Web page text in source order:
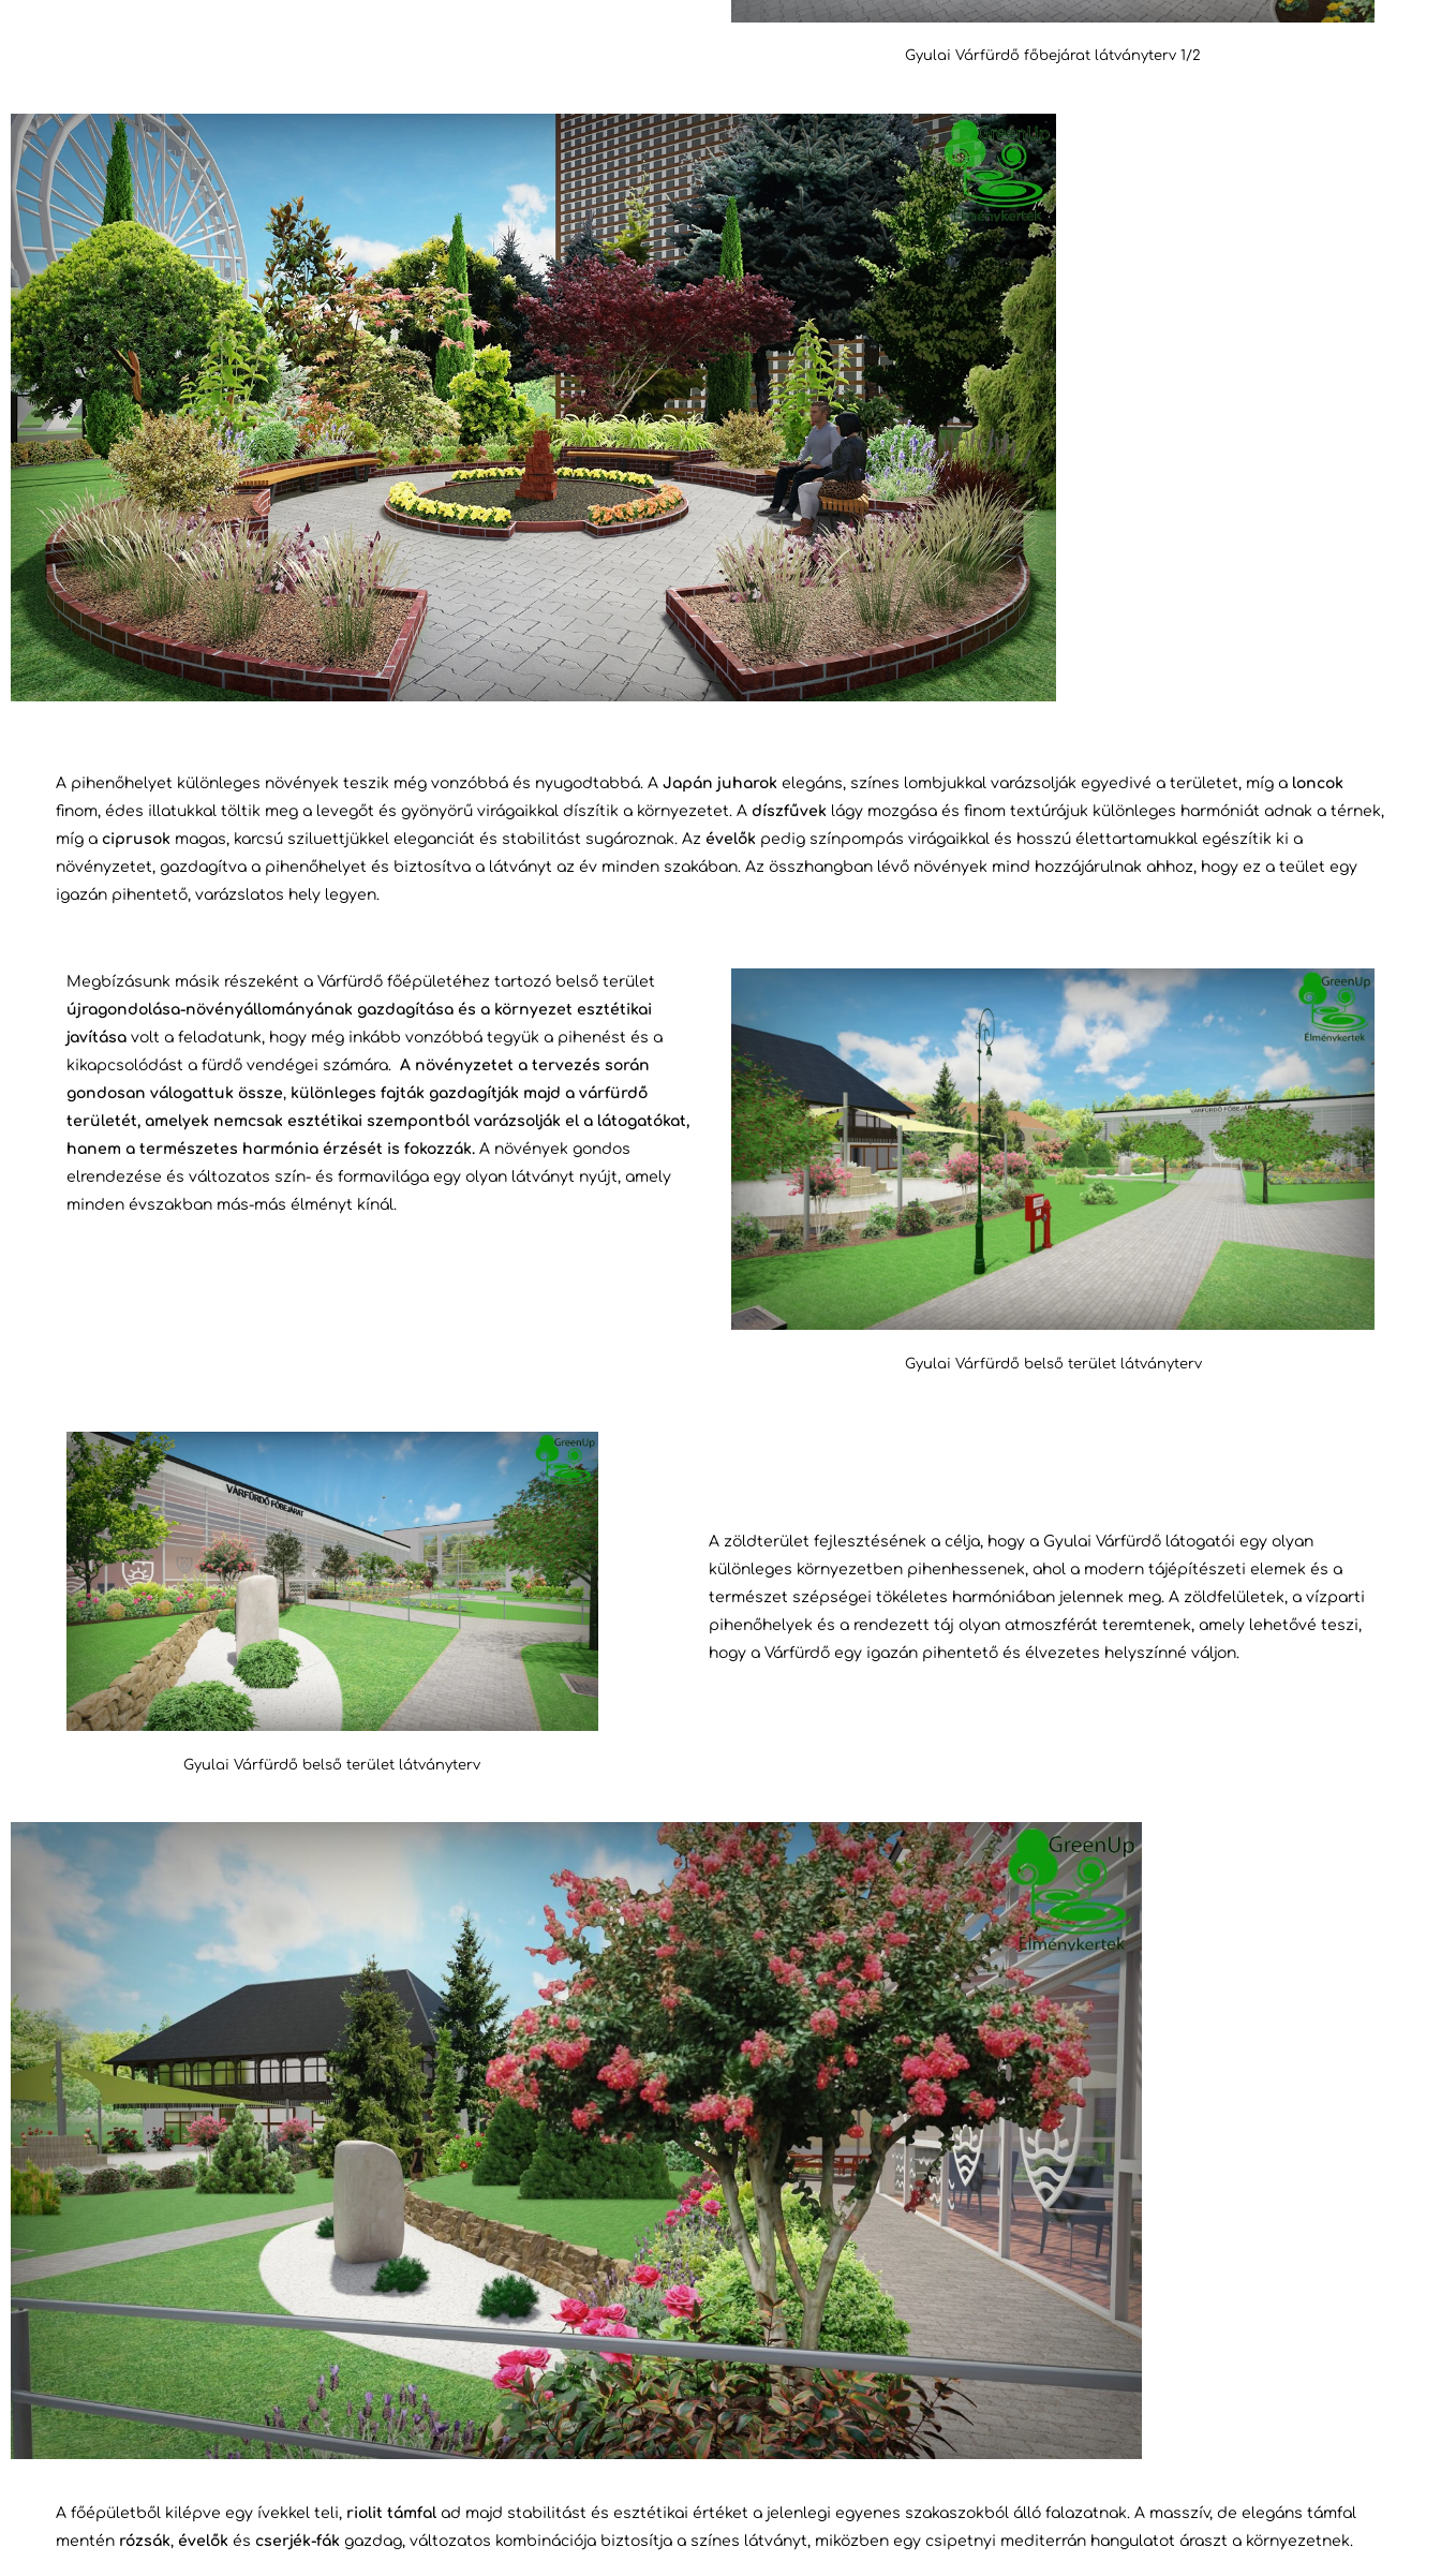
Gyulai Várfürdő főbejárat látványterv 1/2
A pihenőhelyet különleges növények teszik még vonzóbbá és nyugodtabbá. A Japán juharok elegáns, színes lombjukkal varázsolják egyedivé a területet, míg a loncok
finom, édes illatukkal töltik meg a levegőt és gyönyörű virágaikkal díszítik a környezetet. A díszfűvek lágy mozgása és finom textúrájuk különleges harmóniát adnak a térnek,
míg a ciprusok magas, karcsú sziluettjükkel eleganciát és stabilitást sugároznak. Az évelők pedig színpompás virágaikkal és hosszú élettartamukkal egészítik ki a
növényzetet, gazdagítva a pihenőhelyet és biztosítva a látványt az év minden szakában. Az összhangban lévő növények mind hozzájárulnak ahhoz, hogy ez a teület egy
igazán pihentető, varázslatos hely legyen.
Megbízásunk másik részeként a Várfürdő főépületéhez tartozó belső terület
újragondolása-növényállományának gazdagítása és a környezet esztétikai
javítása volt a feladatunk, hogy még inkább vonzóbbá tegyük a pihenést és a
kikapcsolódást a fürdő vendégei számára. A növényzetet a tervezés során
gondosan válogattuk össze, különleges fajták gazdagítják majd a várfürdő
területét, amelyek nemcsak esztétikai szempontból varázsolják el a látogatókat,
hanem a természetes harmónia érzését is fokozzák. A növények gondos
elrendezése és változatos szín- és formavilága egy olyan látványt nyújt, amely
minden évszakban más-más élményt kínál.
Gyulai Várfürdő belső terület látványterv
Gyulai Várfürdő belső terület látványterv
A zöldterület fejlesztésének a célja, hogy a Gyulai Várfürdő látogatói egy olyan
különleges környezetben pihenhessenek, ahol a modern tájépítészeti elemek és a
természet szépségei tökéletes harmóniában jelennek meg. A zöldfelületek, a vízparti
pihenőhelyek és a rendezett táj olyan atmoszférát teremtenek, amely lehetővé teszi,
hogy a Várfürdő egy igazán pihentető és élvezetes helyszínné váljon.
A főépületből kilépve egy ívekkel teli, riolit támfal ad majd stabilitást és esztétikai értéket a jelenlegi egyenes szakaszokból álló falazatnak. A masszív, de elegáns támfal
mentén rózsák, évelők és cserjék-fák gazdag, változatos kombinációja biztosítja a színes látványt, miközben egy csipetnyi mediterrán hangulatot áraszt a környezetnek.